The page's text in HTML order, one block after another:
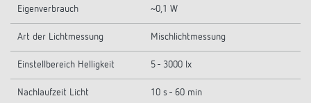
Eigenverbrauch ~0,1 W
Art der Lichtmessung Mischlichtmessung
Einstellbereich Helligkeit 5 - 3000 lx
Nachlaufzeit Licht 10 s - 60 min